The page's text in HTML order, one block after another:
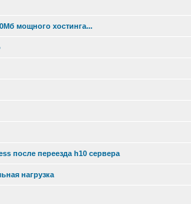
мощного хостинга...
после переезда h10 сервера
нагрузка